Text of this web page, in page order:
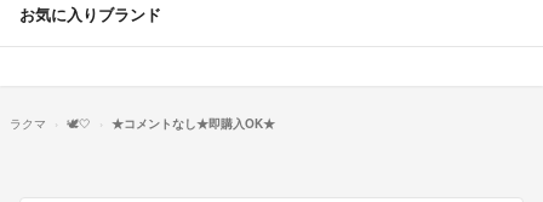
お気に入りブランド
ラクマ 🕊🤍 ★コメントなし★即購入OK★